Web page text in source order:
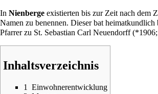
In Nienberge existierten bis zur Zeit nach dem
Namen zu benennen. Dieser bat
Pfarrer zu St. Sebastian Carl Neuendorff (*1906
Inhaltsverzeichnis
1
Einwohnerentwicklung